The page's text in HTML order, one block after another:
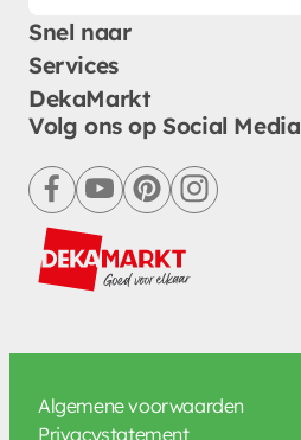
Snel naar
Services
DekaMarkt
Volg ons op Social Media
facebookyoutubepinterestinstagram
Algemene voorwaarden
Privacystatement